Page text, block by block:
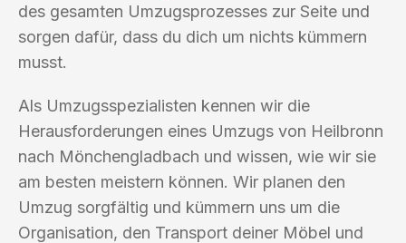
des gesamten Umzugsprozesses zur Seite und
sorgen dafür, dass du dich um nichts kümmern
musst.
Als Umzugsspezialisten kennen wir die
Herausforderungen eines Umzugs von Heilbronn
nach Mönchengladbach und wissen, wie wir sie
am besten meistern können. Wir planen den
Umzug sorgfältig und kümmern uns um die
Organisation, den Transport deiner Möbel und